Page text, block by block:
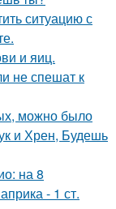
ситуацию с
и яиц.
не спешат к
можно было
и Хрен, Будешь
на 8
- 1 ст.